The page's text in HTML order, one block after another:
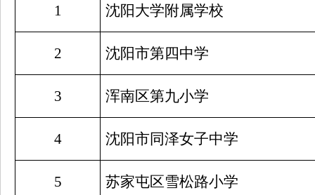
1 沈阳大学附属学校
2 沈阳市第四中学
3 浑南区第九小学
4 沈阳市同泽女子中学
5 苏家屯区雪松路小学